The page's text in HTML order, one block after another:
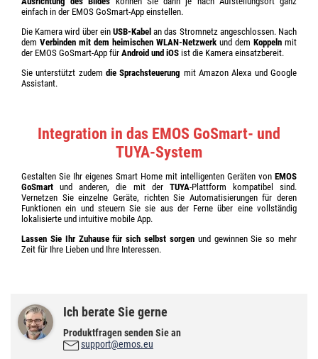
einfach in der EMOS GoSmart-App einstellen.
Die Kamera wird über ein USB-Kabel an das Stromnetz angeschlossen. Nach
dem Verbinden mit dem heimischen WLAN-Netzwerk und dem Koppeln mit
der EMOS GoSmart-App für Android und iOS ist die Kamera einsatzbereit.
Sie unterstützt zudem die Sprachsteuerung mit Amazon Alexa und Google
Assistant.
Integration in das EMOS GoSmart- und
TUYA-System
Gestalten Sie Ihr eigenes Smart Home mit intelligenten Geräten von EMOS
GoSmart und anderen, die mit der TUYA-Plattform kompatibel sind.
Vernetzen Sie einzelne Geräte, richten Sie Automatisierungen für deren
Funktionen ein und steuern Sie sie aus der Ferne über eine vollständig
lokalisierte und intuitive mobile App.
Lassen Sie Ihr Zuhause für sich selbst sorgenund gewinnen Sie so mehr
Zeit für Ihre Lieben und Ihre Interessen.
Ich berate Sie gerne
Produktfragen senden Sie an
support@emos.eu